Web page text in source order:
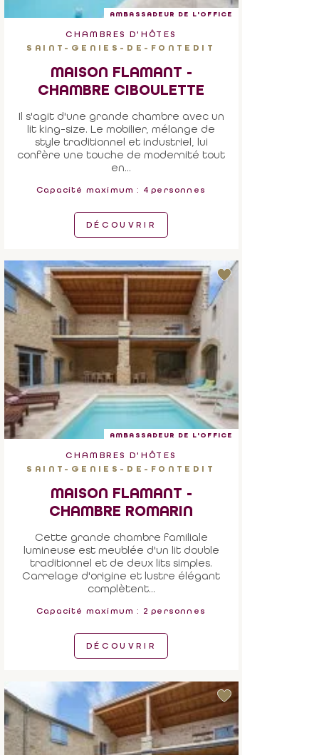
AMBASSADEUR DE L'OFFICE
CHAMBRES D'HÔTES
SAINT-GENIES-DE-FONTEDIT
MAISON FLAMANT -
CHAMBRE CIBOULETTE
Il s'agit d'une grande chambre avec un
lit king-size. Le mobilier, mélange de
style traditionnel et industriel, lui
confère une touche de modernité tout
en...
Capacité maximum : 4 personnes
DÉCOUVRIR
AMBASSADEUR DE L'OFFICE
CHAMBRES D'HÔTES
SAINT-GENIES-DE-FONTEDIT
MAISON FLAMANT -
CHAMBRE ROMARIN
Cette grande chambre familiale
lumineuse est meublée d'un lit double
traditionnel et de deux lits simples.
Carrelage d'origine et lustre élégant
complètent...
Capacité maximum : 2 personnes
DÉCOUVRIR